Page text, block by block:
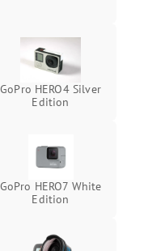
Подробнее →
Подробнее →
GoPro HERO4 Silver
Edition
GoPro HERO7 White
Edition